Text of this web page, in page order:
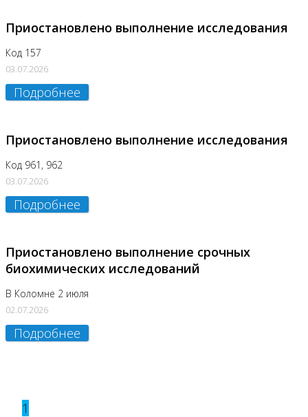
Приостановлено выполнение исследования
Код 157
03.07.2026
Подробнее
Приостановлено выполнение исследования
Код 961, 962
03.07.2026
Подробнее
Приостановлено выполнение срочных
биохимических исследований
В Коломне 2 июля
02.07.2026
Подробнее
1